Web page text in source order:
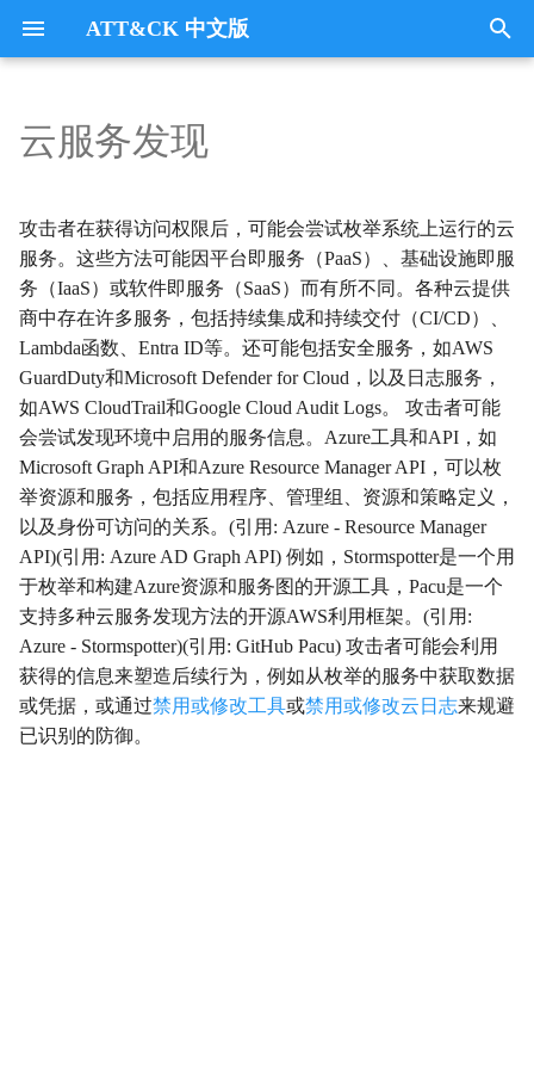
ATT&CK 中文版
入
始
搜
Tactics
CommandandControl
CredentialAccess
DefenseEvasion
Exfiltration
Impact
InitialAccess
LateralMovement
收集
指挥与控制
凭证访问
防御逃避
发现
数据外传
影响
初始访问
横向移动
持久性
云服务发现
攻击者在获得访问权限后，可能会尝试枚举系统上运行的云
服务。这些方法可能因平台即服务（PaaS）、基础设施即服
务（IaaS）或软件即服务（SaaS）而有所不同。各种云提供
商中存在许多服务，包括持续集成和持续交付（CI/CD）、
Lambda函数、Entra ID等。还可能包括安全服务，如AWS
GuardDuty和Microsoft Defender for Cloud，以及日志服务，
如AWS CloudTrail和Google Cloud Audit Logs。 攻击者可能
会尝试发现环境中启用的服务信息。Azure工具和API，如
Microsoft Graph API和Azure Resource Manager API，可以枚
举资源和服务，包括应用程序、管理组、资源和策略定义，
以及身份可访问的关系。(引用: Azure - Resource Manager
API)(引用: Azure AD Graph API) 例如，Stormspotter是一个用
于枚举和构建Azure资源和服务图的开源工具，Pacu是一个
支持多种云服务发现方法的开源AWS利用框架。(引用:
Azure - Stormspotter)(引用: GitHub Pacu) 攻击者可能会利用
获得的信息来塑造后续行为，例如从枚举的服务中获取数据
或凭据，或通过禁用或修改工具或禁用或修改云日志来规避
已识别的防御。